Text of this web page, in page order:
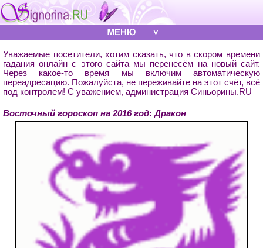
Уважаемые посетители, хотим сказать, что в скором времени
гадания онлайн с этого сайта мы перенесём на новый сайт.
Через какое-то время мы включим автоматическую
переадресацию. Пожалуйста, не переживайте на этот счёт, всё
под контролем! С уважением, администрация Синьорины.RU
Восточный гороскоп на 2016 год: Дракон